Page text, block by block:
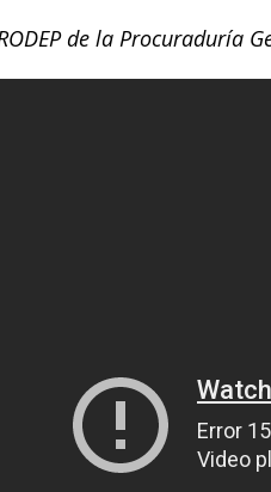
de la Procuraduría